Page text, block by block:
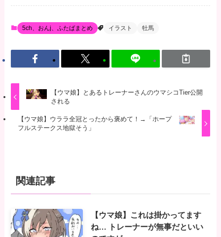
5ch、おんj、ふたばまとめ イラスト 牡馬
【ウマ娘】とあるトレーナーさんのウマシコTier公開
される
【ウマ娘】ウララ全冠とったから褒めて！→「ホープ
フルステークス地獄そう」
関連記事
【ウマ娘】これは掛かってます
ね… トレーナーが無事だといい